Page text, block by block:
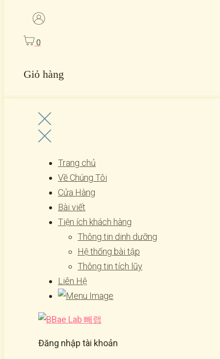
0
Giỏ hàng
Trang chủ
Về Chúng Tôi
Cửa Hàng
Bài viết
Tiện ích khách hàng
Thông tin dinh dưỡng
Hệ thống bài tập
Thông tin tích lũy
Liên Hệ
Đăng nhập tài khoản